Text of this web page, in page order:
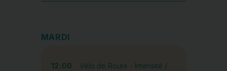
MARDI
12:00
Vélo de Route - Intensité /